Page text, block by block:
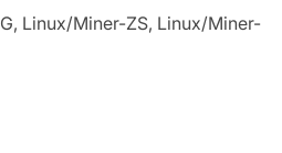
Linux/Miner-ZS, Linux/Miner-